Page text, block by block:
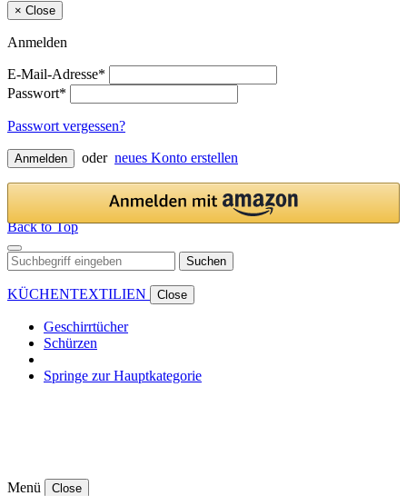
× Close
Anmelden
E-Mail-Adresse*
Passwort*
Passwort vergessen?
Anmelden oder neues Konto erstellen
Back to Top
Suchen
KÜCHENTEXTILIEN Close
Geschirrtücher
Schürzen
Springe zur Hauptkategorie
Menü Close